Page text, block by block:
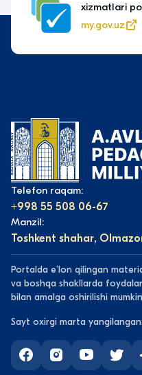
xizmatlari
my.gov.uz
Telefon raqam:
+998 55 508 06-67
Manzil:
Toshkent shahar,
Portalda eʼlon qilingan
va boshqa shakllarda
bilan amalga oshirilishi
Sayt oxirgi marta